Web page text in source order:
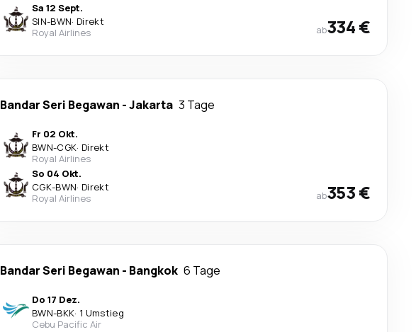
Sa 12 Sept.
SIN-BWN· Direkt
Royal Airlines
ab334 €
Bandar Seri Begawan -Jakarta 3 Tage
Fr 02 Okt.
BWN-CGK· Direkt
Royal Airlines
So 04 Okt.
CGK-BWN· Direkt
Royal Airlines
ab353 €
Bandar Seri Begawan - Bangkok 6 Tage
Do 17 Dez.
BWN-BKK· 1 Umstieg
Cebu Pacific Air